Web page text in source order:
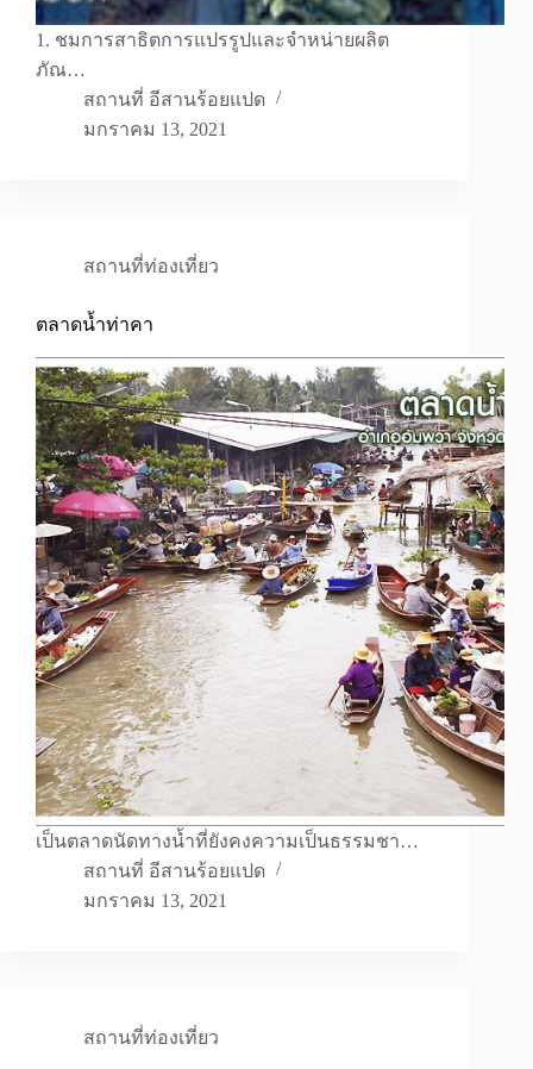
1. ชมการสาธิตการแปรรูปและจำหน่ายผลิต
ภัณ…
สถานที่ อีสานร้อยแปด
มกราคม 13, 2021
สถานที่ท่องเที่ยว
ตลาดน้ำท่าคา
เป็นตลาดนัดทางน้ำที่ยังคงความเป็นธรรมชา…
สถานที่ อีสานร้อยแปด
มกราคม 13, 2021
สถานที่ท่องเที่ยว